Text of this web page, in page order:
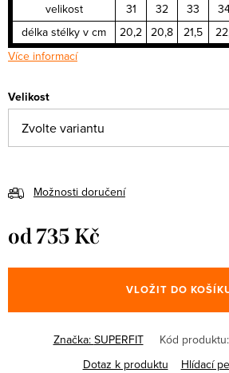
velikost
31 32 33
délka stélky v cm
20,2 20,8 21,5
Více informací
Velikost
Možnosti doručení
od735 Kč
cena:
VLOŽIT DO
Značka: SUPERFIT Kód produktu:
Dotaz k produktu
Hlídací